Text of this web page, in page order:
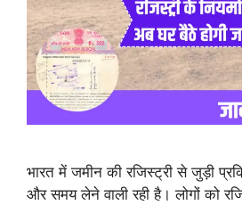
भारत में जमीन की रजिस्ट्री से जुड़ी
और समय लेने वाली रही है। लोगों को